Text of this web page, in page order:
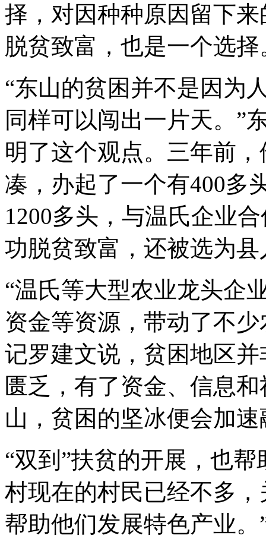
择，对因种种原因留下
脱贫致富，也是一个选择
“东山的贫困并不是因为
同样可以闯出一片天。”
明了这个观点。三年前
凑，办起了一个有400多
1200多头，与温氏企业
功脱贫致富，还被选为
“温氏等大型农业龙头企
资金等资源，带动了不
记罗建文说，贫困地区
匮乏，有了资金、信息
山，贫困的坚冰便会加
“双到”扶贫的开展，也
村现在的村民已经不多
帮助他们发展特色产业